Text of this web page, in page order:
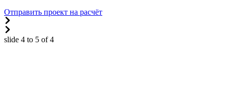
Отправить проект на расчёт
slide 4 to 5 of 4